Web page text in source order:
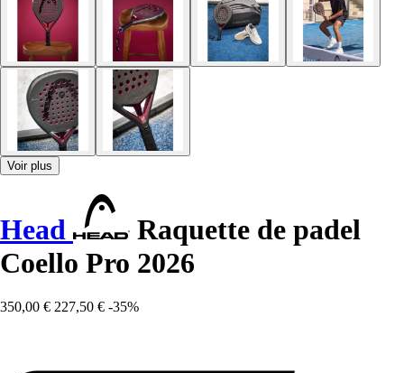
Voir plus
Head
Raquette de padel
Coello Pro 2026
350,00 € 227,50 € -35%